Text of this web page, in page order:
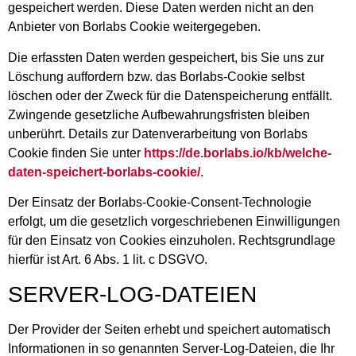
gespeichert werden. Diese Daten werden nicht an den
Anbieter von Borlabs Cookie weitergegeben.
Die erfassten Daten werden gespeichert, bis Sie uns zur
Löschung auffordern bzw. das Borlabs-Cookie selbst
löschen oder der Zweck für die Datenspeicherung entfällt.
Zwingende gesetzliche Aufbewahrungsfristen bleiben
unberührt. Details zur Datenverarbeitung von Borlabs
Cookie finden Sie unter https://de.borlabs.io/kb/welche-
daten-speichert-borlabs-cookie/.
Der Einsatz der Borlabs-Cookie-Consent-Technologie
erfolgt, um die gesetzlich vorgeschriebenen Einwilligungen
für den Einsatz von Cookies einzuholen. Rechtsgrundlage
hierfür ist Art. 6 Abs. 1 lit. c DSGVO.
SERVER-LOG-DATEIEN
Der Provider der Seiten erhebt und speichert automatisch
Informationen in so genannten Server-Log-Dateien, die Ihr